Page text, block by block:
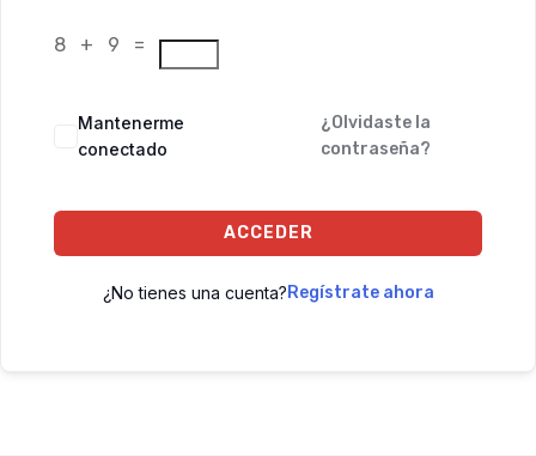
8 + 9 =
Mantenerme
conectado
¿Olvidaste la
contraseña?
ACCEDER
¿No tienes una cuenta?Regístrate ahora